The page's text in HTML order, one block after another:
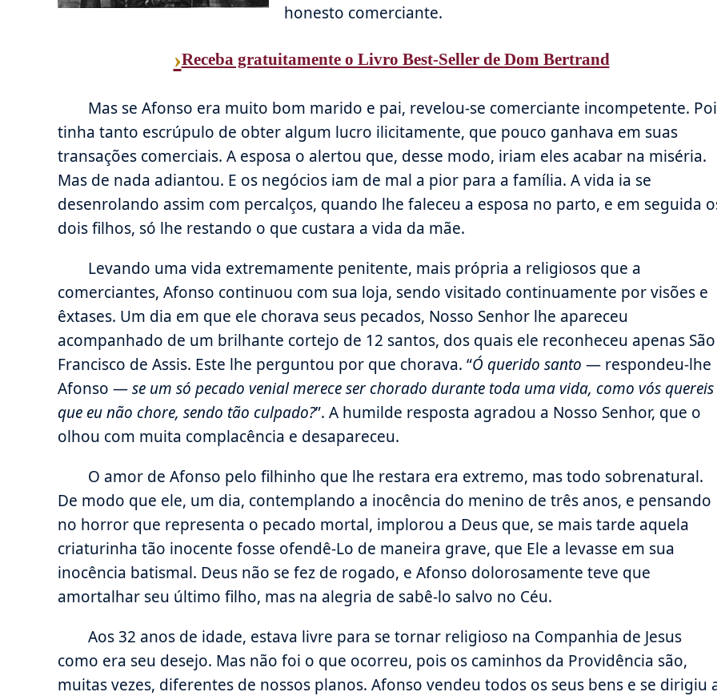
honesto comerciante.
›Receba gratuitamente o Livro Best-Seller de Dom Bertrand
Mas se Afonso era muito bom marido e pai, revelou-se comerciante incompetente.
tinha tanto escrúpulo de obter algum lucro ilicitamente, que pouco ganhava em suas
transações comerciais. A esposa o alertou que, desse modo, iriam eles acabar na miséria.
Mas de nada adiantou. E os negócios iam de mal a pior para a família. A vida ia se
desenrolando assim com percalços, quando lhe faleceu a esposa no parto, e em seguida
dois filhos, só lhe restando o que custara a vida da mãe.
Levando uma vida extremamente penitente, mais própria a religiosos que a
comerciantes, Afonso continuou com sua loja, sendo visitado continuamente por visões e
êxtases. Um dia em que ele chorava seus pecados, Nosso Senhor lhe apareceu
acompanhado de um brilhante cortejo de 12 santos, dos quais ele reconheceu apenas São
Francisco de Assis. Este lhe perguntou por que chorava. “Ó querido santo — respondeu-lhe
Afonso —se um só pecado venial merece ser chorado durante toda uma vida, como vós quereis
que eu não chore, sendo tão culpado?”. A humilde resposta agradou a Nosso Senhor, que o
olhou com muita complacência e desapareceu.
O amor de Afonso pelo filhinho que lhe restara era extremo, mas todo sobrenatural.
De modo que ele, um dia, contemplando a inocência do menino de três anos, e pensando
no horror que representa o pecado mortal, implorou a Deus que, se mais tarde aquela
criaturinha tão inocente fosse ofendê-Lo de maneira grave, que Ele a levasse em sua
inocência batismal. Deus não se fez de rogado, e Afonso dolorosamente teve que
amortalhar seu último filho, mas na alegria de sabê-lo salvo no Céu.
Aos 32 anos de idade, estava livre para se tornar religioso na Companhia de Jesus
como era seu desejo. Mas não foi o que ocorreu, pois os caminhos da Providência são,
muitas vezes, diferentes de nossos planos. Afonso vendeu todos os seus bens e se dirigiu